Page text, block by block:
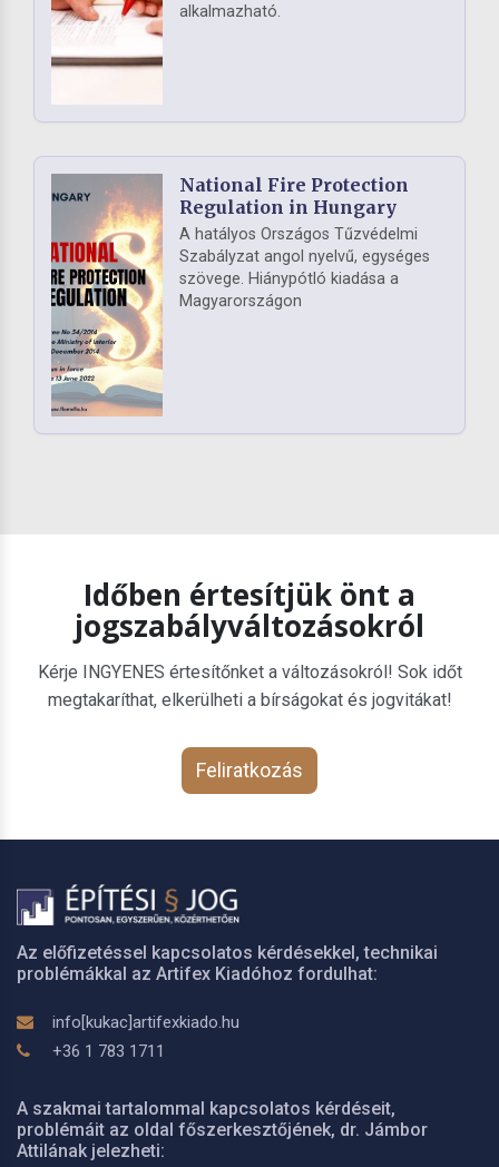
alkalmazható.
National Fire Protection
Regulation in Hungary
A hatályos Országos Tűzvédelmi
Szabályzat angol nyelvű, egységes
szövege. Hiánypótló kiadása a
Magyarországon
Időben értesítjük önt a
jogszabályváltozásokról
Kérje INGYENES értesítőnket a változásokról! Sok időt
megtakaríthat, elkerülheti a bírságokat és jogvitákat!
Feliratkozás
Az előfizetéssel kapcsolatos kérdésekkel, technikai
problémákkal az Artifex Kiadóhoz fordulhat:
info[kukac]artifexkiado.hu
+36 1 783 1711
A szakmai tartalommal kapcsolatos kérdéseit,
problémáit az oldal főszerkesztőjének, dr. Jámbor
Attilának jelezheti: